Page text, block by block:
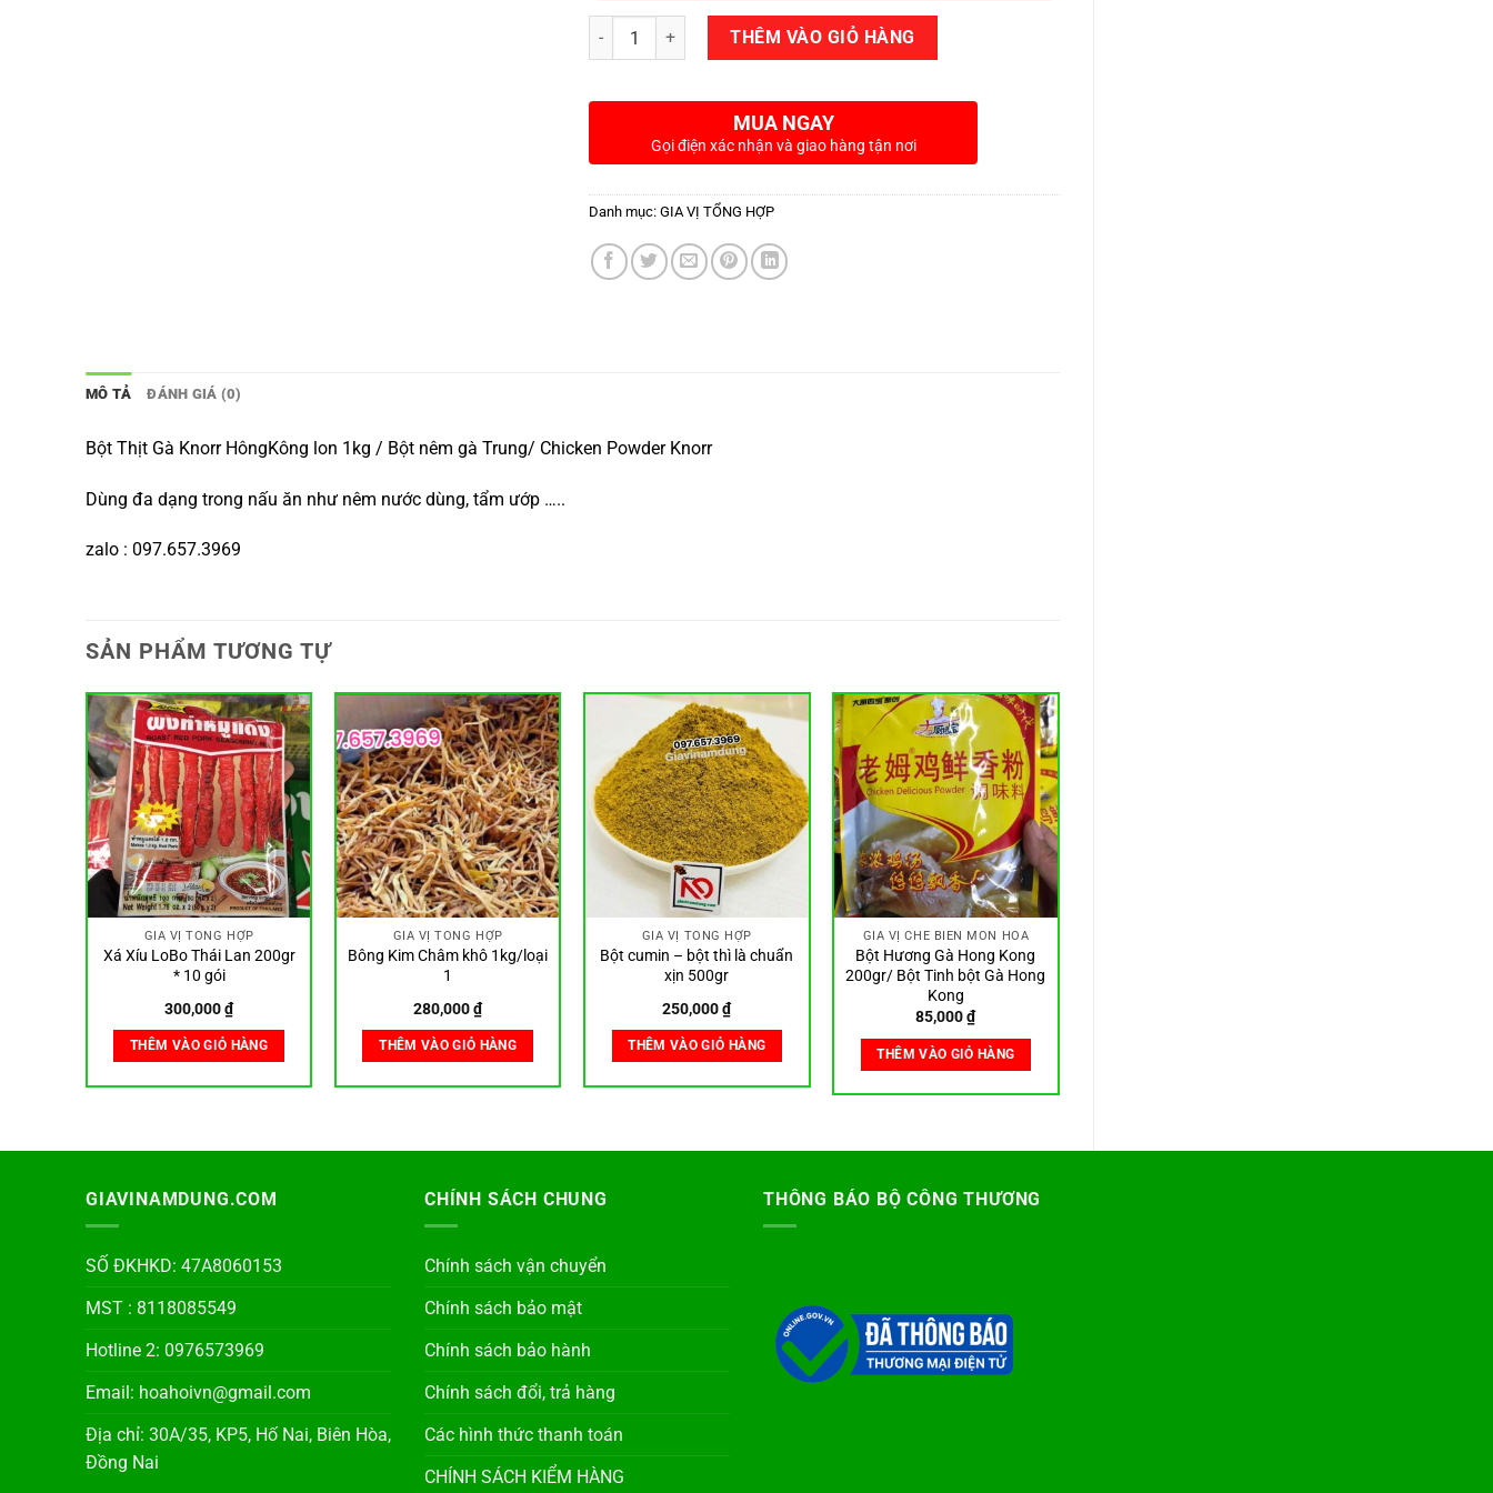
Số lượng THÊM VÀO GIỎ HÀNG
MUA NGAY
Gọi điện xác nhận và giao hàng tận nơi
Danh mục:GIA VỊ TỔNG HỢP
MÔ TẢ ĐÁNH GIÁ (0)
Bột Thịt Gà Knorr HôngKông lon 1kg / Bột nêm gà Trung/ Chicken Powder Knorr
Dùng đa dạng trong nấu ăn như nêm nước dùng, tẩm ướp …..
zalo : 097.657.3969
SẢN PHẨM TƯƠNG TỰ
GIA VỊ TỔNG HỢP
Xá Xíu LoBo Thái Lan 200gr
* 10 gói
300,000₫
THÊM VÀO GIỎ HÀNG
GIA VỊ TỔNG HỢP
Bông Kim Châm khô 1kg/loại
1
280,000₫
THÊM VÀO GIỎ HÀNG
GIA VỊ TỔNG HỢP
Bột cumin – bột thì là chuẩn
xịn 500gr
250,000₫
THÊM VÀO GIỎ HÀNG
GIA VỊ CHẾ BIẾN MÓN HOA
Bột Hương Gà Hong Kong
200gr/ Bột Tinh bột Gà Hong
Kong
85,000₫
THÊM VÀO GIỎ HÀNG
GIAVINAMDUNG.COM
SỐ ĐKHKD: 47A8060153
MST : 8118085549
Hotline 2: 0976573969
Email: hoahoivn@gmail.com
Địa chỉ: 30A/35, KP5, Hố Nai, Biên Hòa,
Đồng Nai
CHÍNH SÁCH CHUNG
Chính sách vận chuyển
Chính sách bảo mật
Chính sách bảo hành
Chính sách đổi, trả hàng
Các hình thức thanh toán
CHÍNH SÁCH KIỂM HÀNG
THÔNG BÁO BỘ CÔNG THƯƠNG